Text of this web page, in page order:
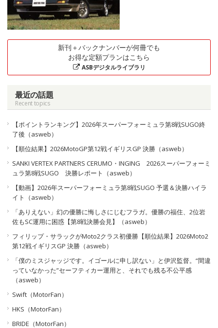
新刊＋バックナンバーが何冊でも
お得な定額プランはこちら
ASBデジタルライブラリ
最近の話題
Recent topics
【ポイントランキング】2026年スーパーフォーミュラ第8戦SUGO終
了後（asweb）
【順位結果】2026MotoGP第12戦イギリスGP 決勝（asweb）
SANKI VERTEX PARTNERS CERUMO・INGING 2026スーパーフォーミ
ュラ第8戦SUGO 決勝レポート（asweb）
【動画】2026年スーパーフォーミュラ第8戦SUGO 予選＆決勝ハイラ
イト（asweb）
「ありえない」幻の優勝に悔しさにじむフラガ。優勝の福住、2位岩
佐もSC運用に困惑【第8戦決勝会見】（asweb）
フィリップ・サラックがMoto2クラス初優勝【順位結果】2026Moto2
第12戦イギリスGP 決勝（asweb）
「僕のミスジャッジです。イゴールに申し訳ない」と伊沢監督。“間違
っていなかった”セーフティカー運用と、それでも残る不公平感
（asweb）
Swift（MotorFan）
HKS（MotorFan）
BRIDE（MotorFan）